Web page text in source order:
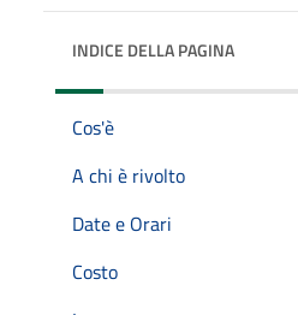
INDICE DELLA PAGINA
Cos'è
A chi è rivolto
Date e Orari
Costo